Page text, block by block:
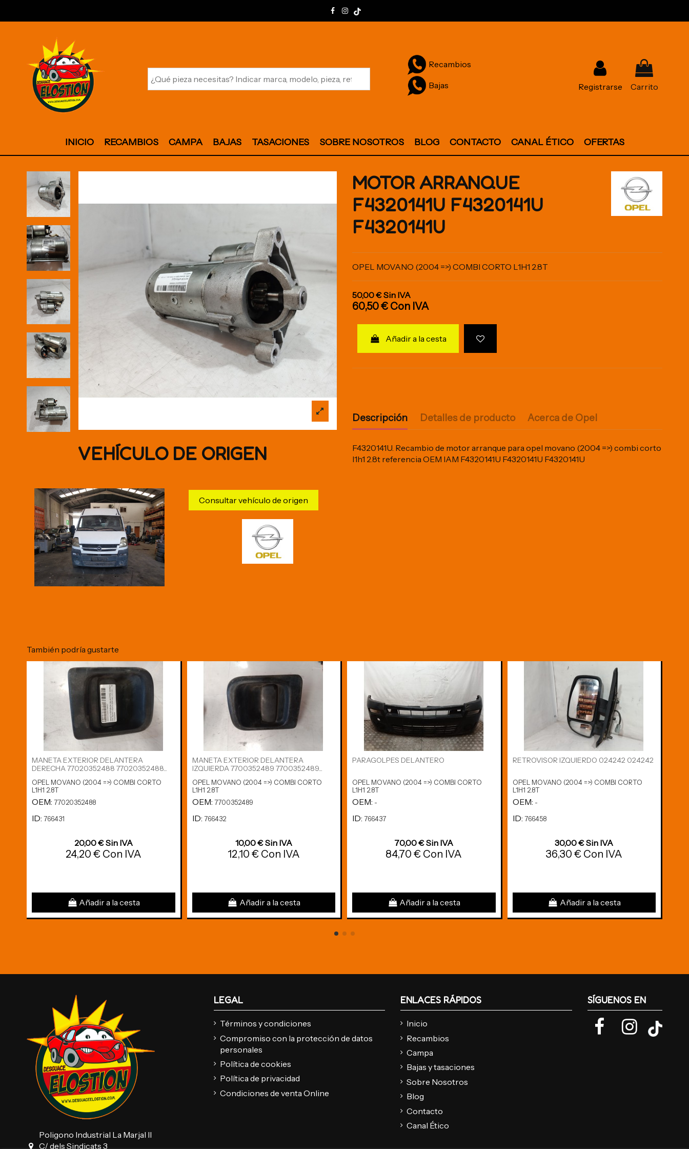
Recambios
Bajas Registrarse Carrito
INICIO RECAMBIOS CAMPA BAJAS TASACIONES SOBRE NOSOTROS BLOG CONTACTO CANAL ÉTICO OFERTAS
VEHÍCULO DE ORIGEN
Consultar vehículo de origen
MOTOR ARRANQUE
F4320141U F4320141U
F4320141U
OPEL MOVANO (2004 =>) COMBI CORTO L1H1 2.8T
50,00 €Sin IVA
60,50 € Con IVA
Añadir a la cesta
Descripción Detalles de producto Acerca de Opel
F4320141U. Recambio de motor arranque para opel movano (2004 =>) combi corto
l1h1 2.8t referencia OEM IAM F4320141U F4320141U F4320141U
También podría gustarte
MANETA EXTERIOR DELANTERA
DERECHA 77020352488 77020352488...
OPEL MOVANO (2004 =>) COMBI CORTO
L1H1 2.8T
OEM: 77020352488
ID: 766431
20,00 € Sin IVA
24,20 € Con IVA
Añadir a la cesta
MANETA EXTERIOR DELANTERA
IZQUIERDA 7700352489 7700352489...
OPEL MOVANO (2004 =>) COMBI CORTO
L1H1 2.8T
OEM: 7700352489
ID: 766432
10,00 € Sin IVA
12,10 € Con IVA
Añadir a la cesta
PARAGOLPES DELANTERO
OPEL MOVANO (2004 =>) COMBI CORTO
L1H1 2.8T
OEM: -
ID: 766437
70,00 € Sin IVA
84,70 € Con IVA
Añadir a la cesta
RETROVISOR IZQUIERDO 024242 024242
OPEL MOVANO (2004 =>) COMBI CORTO
L1H1 2.8T
OEM: -
ID: 766458
30,00 € Sin IVA
36,30 € Con IVA
Añadir a la cesta
Poligono Industrial La Marjal II
C/ dels Sindicats 3
LEGAL
Términos y condiciones
Compromiso con la protección de datos
personales
Política de cookies
Política de privacidad
Condiciones de venta Online
ENLACES RÁPIDOS
Inicio
Recambios
Campa
Bajas y tasaciones
Sobre Nosotros
Blog
Contacto
Canal Ético
SÍGUENOS EN